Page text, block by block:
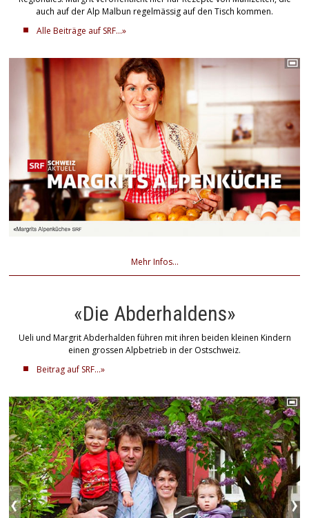
auch auf der Alp Malbun regelmässig auf den Tisch kommen.
Alle Beiträge auf SRF...»
Mehr Infos...
«Die Abderhaldens»
Ueli und Margrit Abderhalden führen mit ihren beiden kleinen Kindern
einen grossen Alpbetrieb in der Ostschweiz.
Beitrag auf SRF...»